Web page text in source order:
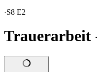
·S8 E2
Trauerarbeit